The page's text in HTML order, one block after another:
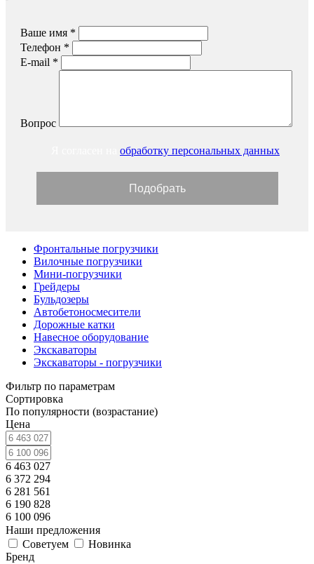
Ваше имя *
Телефон *
E-mail *
Вопрос
обработку персональных данных
Фронтальные погрузчики
Вилочные погрузчики
Мини-погрузчики
Грейдеры
Бульдозеры
Автобетоносмесители
Дорожные катки
Навесное оборудование
Экскаваторы
Экскаваторы - погрузчики
Фильтр по параметрам
Сортировка
По популярности (возрастание)
Цена
6 463 027
6 372 294
6 281 561
6 190 828
6 100 096
Наши предложения
Советуем
Новинка
Бренд